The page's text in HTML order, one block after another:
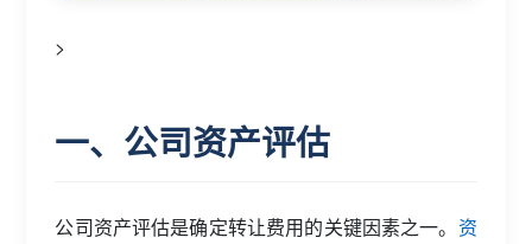
>
一、公司资产评估
公司资产评估是确定转让费用的关键因素之一。 资